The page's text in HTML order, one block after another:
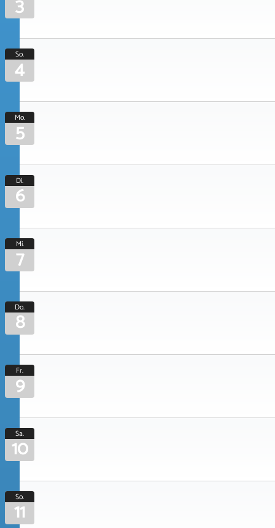
3
So.
4
Mo.
5
Di.
6
Mi.
7
Do.
8
Fr.
9
Sa.
10
So.
11